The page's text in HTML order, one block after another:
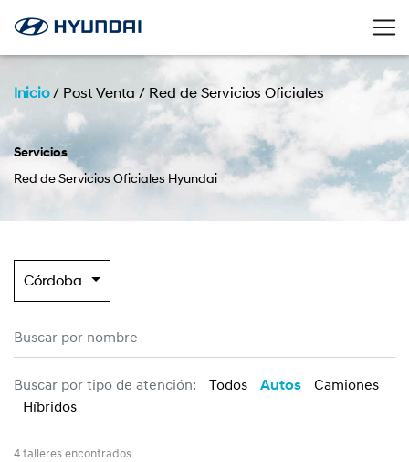
Inicio/ Post Venta / Red de Servicios Oficiales
Servicios
Red de Servicios Oficiales Hyundai
Córdoba
Buscar por tipo de atención: Todos Autos
Camiones
Híbridos
4 talleres encontrados